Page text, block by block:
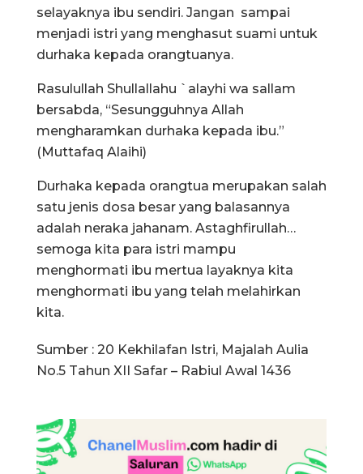
selayaknya ibu sendiri. Jangan sampai
menjadi istri yang menghasut suami untuk
durhaka kepada orangtuanya.
Rasulullah Shullallahu `alayhi wa sallam
bersabda, “Sesungguhnya Allah
mengharamkan durhaka kepada ibu.”
(Muttafaq Alaihi)
Durhaka kepada orangtua merupakan salah
satu jenis dosa besar yang balasannya
adalah neraka jahanam. Astaghfirullah…
semoga kita para istri mampu
menghormati ibu mertua layaknya kita
menghormati ibu yang telah melahirkan
kita.
Sumber : 20 Kekhilafan Istri, Majalah Aulia
No.5 Tahun XII Safar – Rabiul Awal 1436